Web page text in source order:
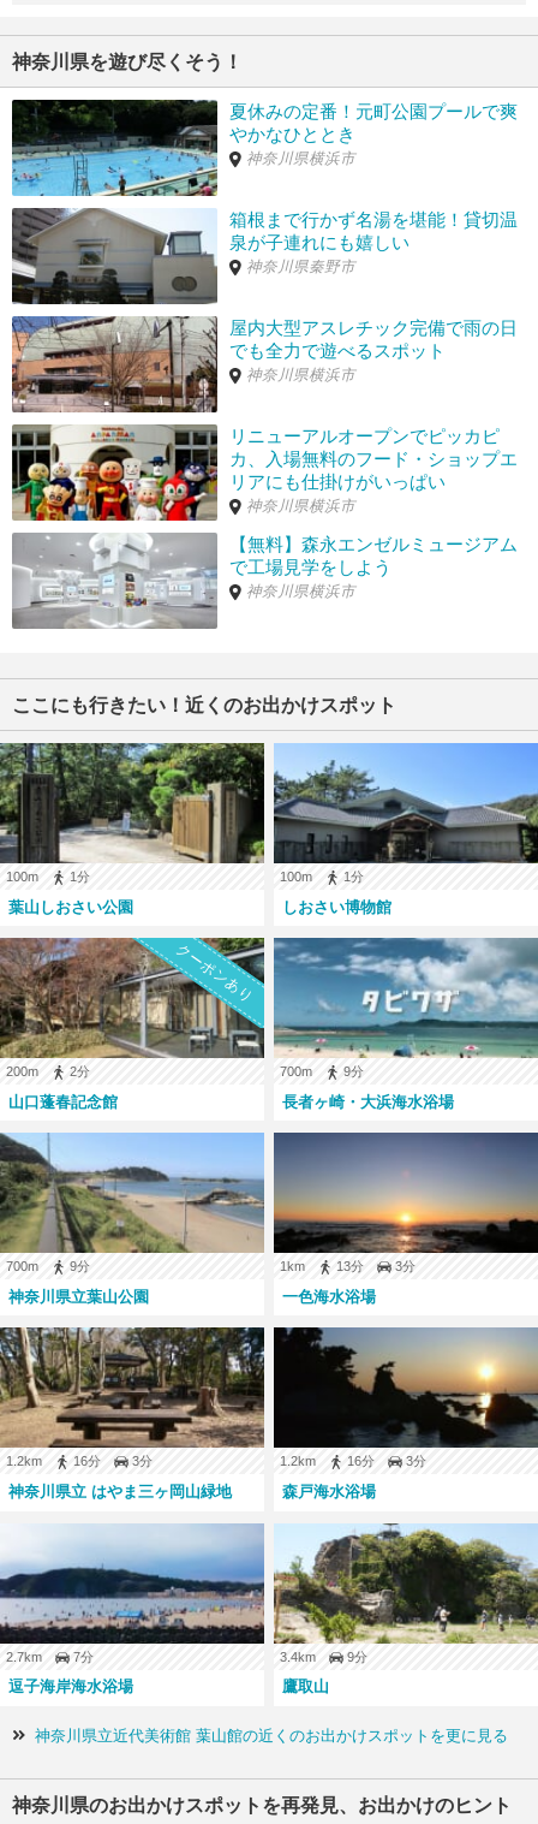
神奈川県三浦郡葉山町一色2174-4 [
神奈川県三浦郡葉山町一色1995 [地図]
リパークワイド葉山御用邸前（約490m/
神奈川県三浦郡葉山町一色2035 [
スーパーマーケット スズキヤ葉山店（約490m/
6分）
神奈川県三浦郡葉山町一色2012 [地図]
タイムズスズキヤ葉山店
神奈川県三浦郡葉山町一色2012 [地図 ]
スーパースズキヤ葉山店（約500m/
6分）
神奈川県三浦郡葉山町一色2012 [
グランディーパーク葉山御用邸前（約610m/
7分）
神奈川県三浦郡葉山町下山口1508 [地図]
※駐車料金・営業時間等は変更されている場合があります。必ず現地で最新の
料金をご確認下さい。
神奈川県を遊び尽くそう！
夏休みの定番！元町公園プールで爽
やかなひととき
神奈川県横浜市
箱根まで行かず名湯を堪能！貸切温
泉が子連れにも嬉しい
神奈川県秦野市
屋内大型アスレチック完備で雨の日
でも全力で遊べるスポット
神奈川県横浜市
リニューアルオープンでピッカピ
カ、入場無料のフード・ショップエ
リアにも仕掛けがいっぱい
神奈川県横浜市
【無料】森永エンゼルミュージアム
で工場見学をしよう
神奈川県横浜市
ここにも行きたい！近くのお出かけスポット
100m 1分
葉山しおさい公園
100m 1分
しおさい博物館
クーポンあり
200m 2分
山口蓬春記念館
700m 9分
長者ヶ崎・大浜海水浴場
700m 9分
神奈川県立葉山公園
1km 13分 3分
一色海水浴場
1.2km 16分 3分
神奈川県立 はやま三ヶ岡山緑地
1.2km 16分 3分
森戸海水浴場
2.7km 7分
逗子海岸海水浴場
3.4km 9分
鷹取山
神奈川県立近代美術館 葉山館の近くのお出かけスポットを更に見る
神奈川県のお出かけスポットを再発見、お出かけのヒント